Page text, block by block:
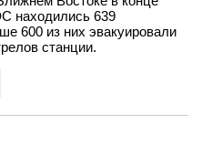
находились 639
600 из них эвакуировали
станции.